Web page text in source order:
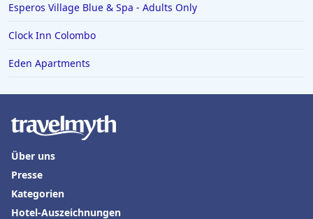
Esperos Village Blue & Spa - Adults Only
Clock Inn Colombo
Eden Apartments
Über uns
Presse
Kategorien
Hotel-Auszeichnungen